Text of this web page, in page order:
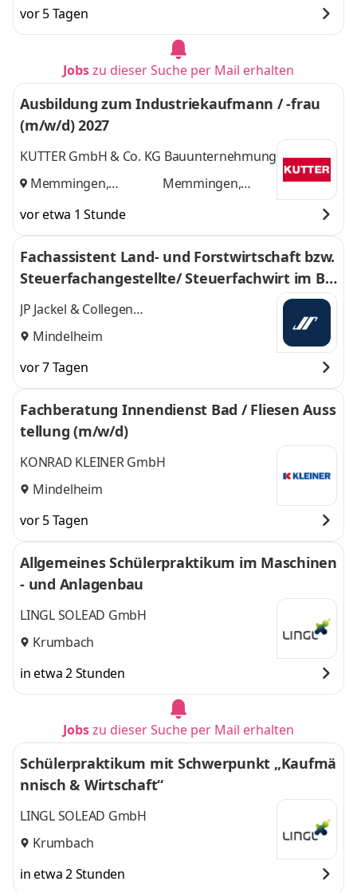
vor 5 Tagen
Jobszu dieser Suche per Mail erhalten
Ausbildung zum Industriekaufmann / -frau
(m/w/d) 2027
KUTTER GmbH & Co. KG Bauunternehmung
Memmingen,
Memmingen,
vor etwa 1 Stunde
Fachassistent Land- und Forstwirtschaft bzw.
Steuerfachangestellte/ Steuerfachwirt im Be
reich Landwirtschaft (m/w/d)
JP Jackel & Collegen
Steuerberatungsgesellschaft mbH
Mindelheim
vor 7 Tagen
Fachberatung Innendienst Bad / Fliesen Auss
tellung (m/w/d)
KONRAD KLEINER GmbH
Mindelheim
vor 5 Tagen
Allgemeines Schülerpraktikum im Maschinen
- und Anlagenbau
LINGL SOLEAD GmbH
Krumbach
in etwa 2 Stunden
Jobszu dieser Suche per Mail erhalten
Schülerpraktikum mit Schwerpunkt „Kaufmä
nnisch & Wirtschaft“
LINGL SOLEAD GmbH
Krumbach
in etwa 2 Stunden